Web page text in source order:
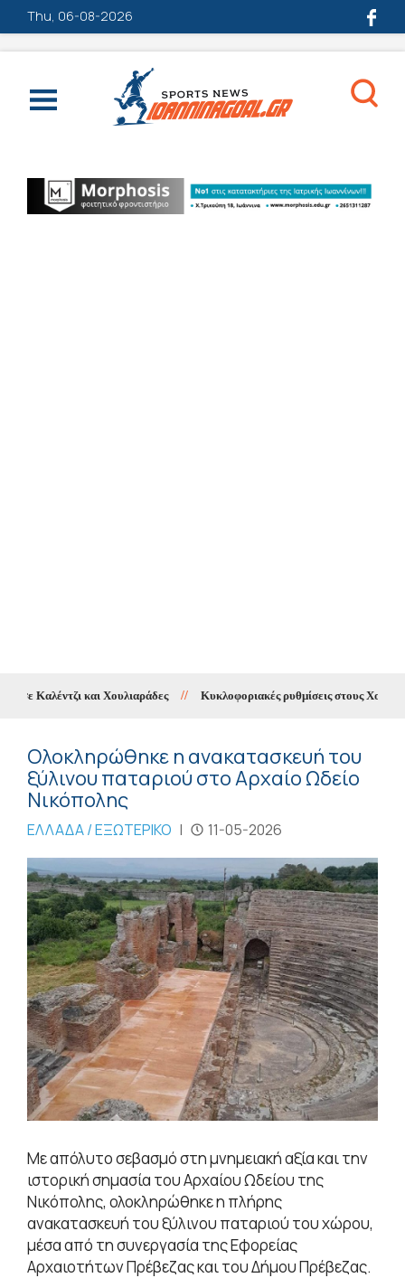
Thu, 06-08-2026
Καλέντζι και Χουλιαράδες // Κυκλοφοριακές ρυθμίσεις στους
Ολοκληρώθηκε η ανακατασκευή του
ξύλινου παταριού στο Αρχαίο Ωδείο
Νικόπολης
ΕΛΛΑΔΑ / ΕΞΩΤΕΡΙΚΟ | 11-05-2026
Με απόλυτο σεβασμό στη μνημειακή αξία και την
ιστορική σημασία του Αρχαίου Ωδείου της
Νικόπολης, ολοκληρώθηκε η πλήρης
ανακατασκευή του ξύλινου παταριού του χώρου,
μέσα από τη συνεργασία της Εφορείας
Αρχαιοτήτων Πρέβεζας και του Δήμου Πρέβεζας.